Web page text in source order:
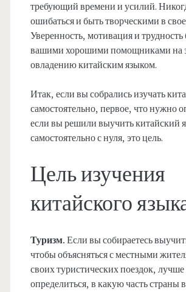
требующий времени и усилий.
ошибаться и быть творческими в
Уверенность, мотивация и трудность
вашими хорошими помощниками на
овладению китайским языком.
Итак, если вы собрались изучать
самостоятельно, первое, что нужно
если вы решили выучить китайский
самостоятельно с нуля, это цель.
Цель изучения
китайского
Туризм. Если вы собираетесь
чтобы объясняться с местными
своих туристических поездок, лучше
определиться, в какую часть страны